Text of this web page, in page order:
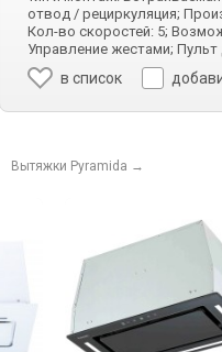
отвод / рециркуляция;
Кол-во скоростей: 5;
Управление жестами;
в список
Вытяжки Pyramida →